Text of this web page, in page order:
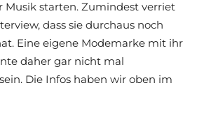
Musik starten. Zumindest verriet
dass sie durchaus noch
Eine eigene Modemarke mit ihr
daher gar nicht mal
Die Infos haben wir oben im